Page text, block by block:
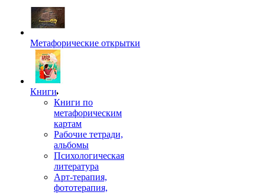
Метафорические открытки
Книги
Книги по
метафорическим
картам
Рабочие тетради,
альбомы
Психологическая
литература
Арт-терапия,
фототерапия,